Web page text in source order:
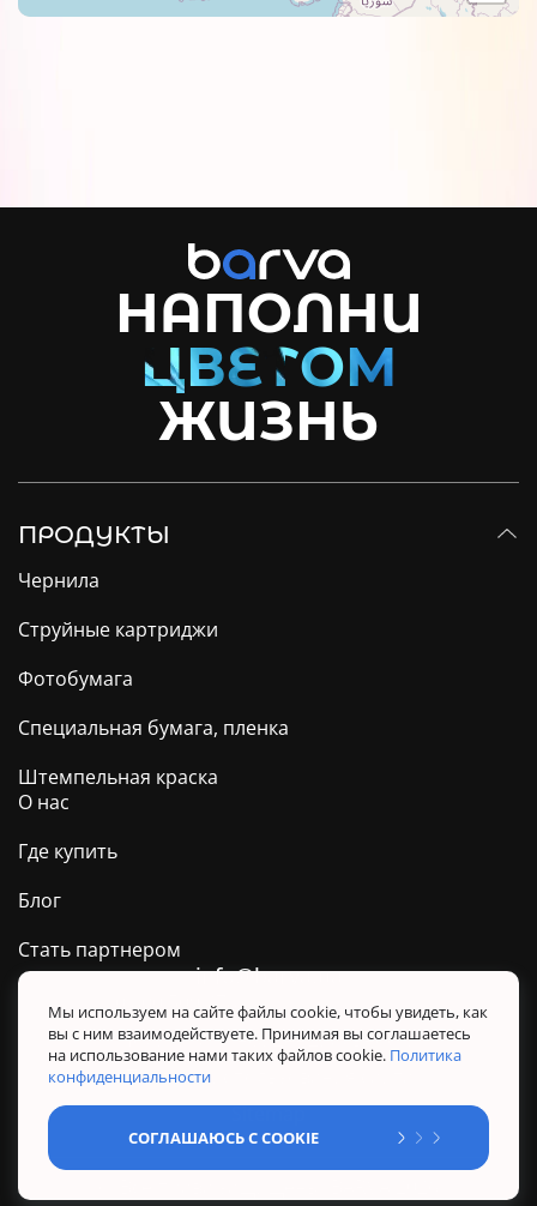
НАПОЛНИ
ЖИЗНЬ
ПРОДУКТЫ
Чернила
Струйные картриджи
Фотобумага
Специальная бумага, пленка
Штемпельная краска
О нас
Где купить
Блог
Стать партнером
0 800 509 278
Техподдержка ТМ BARVA
Политика конфиденциальности
Правила использования сайта
Sitemap
info@barva.ua
Мы используем на сайте файлы cookie, чтобы увидеть, как
вы с ним взаимодействуете. Принимая вы соглашаетесь
на использование нами таких файлов cookie. Политика
конфиденциальности
СОГЛАШАЮСЬ С COOKIE